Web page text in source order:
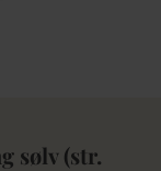
sølv (str.